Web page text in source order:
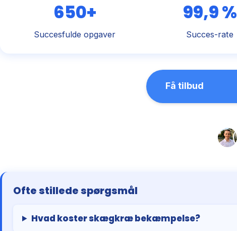
650+
Succesfulde opgaver
99,9 %
Succes-rate
Få tilbud
Ofte stillede spørgsmål
Hvad koster skægkræ bekæmpelse?